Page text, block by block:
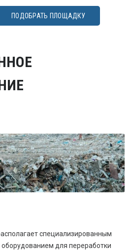
специализированным
оборудованием для переработки
ПОДОБРАТЬ ПЛОЩАДКУ